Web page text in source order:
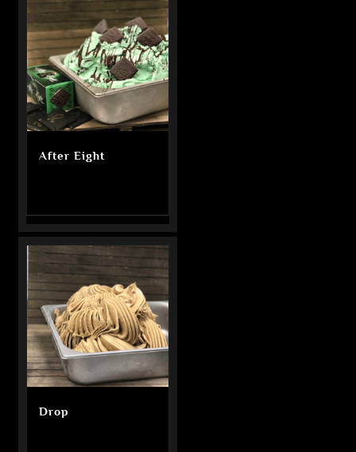
After Eight
Drop